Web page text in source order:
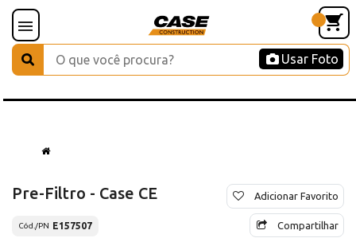
Usar Foto
Pre-Filtro - Case CE
Cód./PN E157507
Adicionar Favorito
Compartilhar